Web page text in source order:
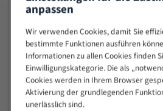
20
50
80
> 100
VOLLMATERIAL
anpassen
Wir verwenden Cookies, damit Sie
bestimmte Funktionen ausführen
Informationen zu allen Cookies finden
Einwilligungskategorie. Die als
Cookies werden in Ihrem Browser
Aktivierung der grundlegenden
unerlässlich sind.